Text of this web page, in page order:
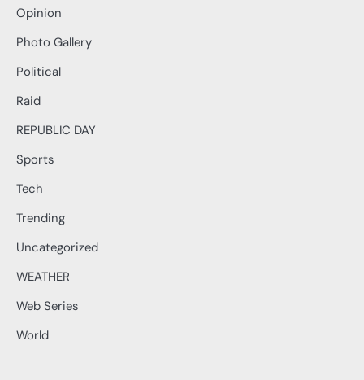
Opinion
Photo Gallery
Political
Raid
REPUBLIC DAY
Sports
Tech
Trending
Uncategorized
WEATHER
Web Series
World